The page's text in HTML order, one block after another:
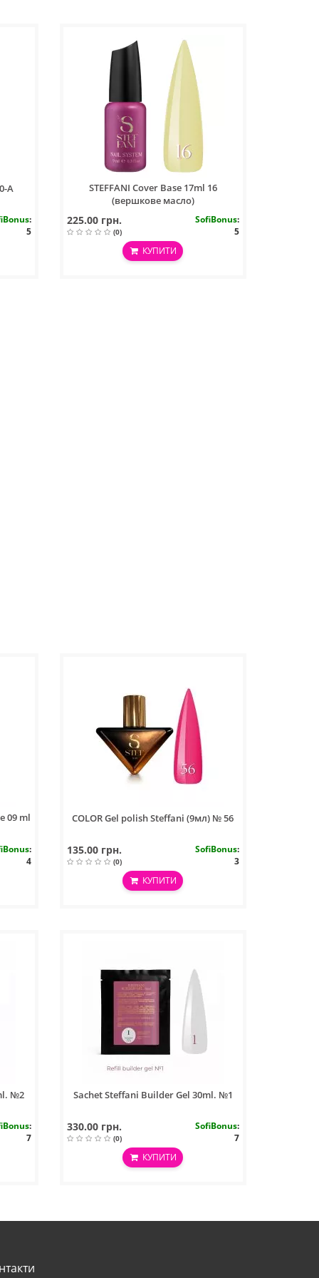
А
:
5
STEFFANI Cover Base 17ml 16
(вершкове масло)
225.00 грн.
(0)
SofiBonus:
5
КУПИТИ
09 ml
:
4
COLOR Gel polish Steffani (9мл) № 56
135.00 грн.
(0)
SofiBonus:
3
КУПИТИ
№2
:
7
Sachet Steffani Builder Gel 30ml. №1
330.00 грн.
(0)
SofiBonus:
7
КУПИТИ